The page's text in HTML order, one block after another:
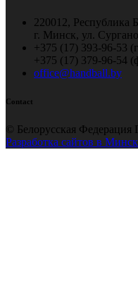
220012, Республика
г. Минск, ул.
+375 (17) 393-96-53
+375 (17) 379-96-54
office@handball.by
Contact
© Белорусская Федерация
Разработка сайтов в